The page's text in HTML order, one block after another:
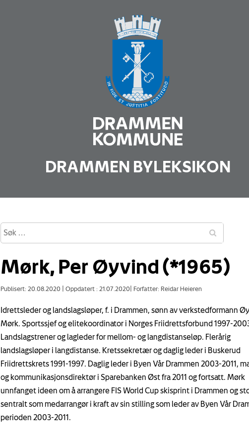
DRAMMEN BYLEKSIKON
Mørk, Per Øyvind (*1965)
Publisert: 20.08.2020 Oppdatert : 21.07.2020 Forfatter: Reidar Heieren
Idrettsleder og landslagsløper, f. i Drammen, sønn av verkstedformann
Mørk. Sportssjef og elitekoordinator i Norges Friidrettsforbund 1997-
Landslagstrener og lagleder for mellom- og langdistanseløp. Flerårig
landslagsløper i langdistanse. Kretssekretær og daglig leder i Buskerud
Friidrettskrets 1991-1997. Daglig leder i Byen Vår Drammen 2003-2011,
og kommunikasjonsdirektør i Sparebanken Øst fra 2011 og fortsatt. Mørk
unnfanget ideen om å arrangere FIS World Cup skisprint i Drammen og
sentralt som medarrangør i kraft av sin stilling som leder av Byen Vår
perioden 2003-2011.